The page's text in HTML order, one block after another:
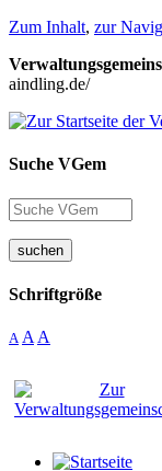
Zum Inhalt, zur
aindling.de/
Suche VGem
suchen
Schriftgröße
A A A